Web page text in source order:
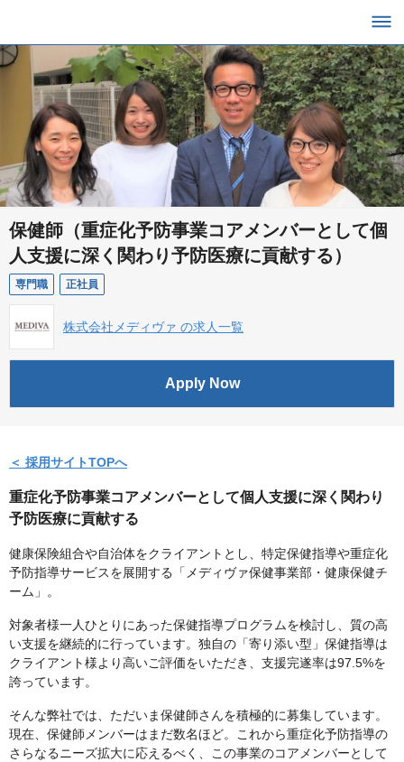
保健師（重症化予防事業コアメンバーとして個
人支援に深く関わり予防医療に貢献する）
専門職 正社員
株式会社メディヴァ の求人一覧
Apply Now
＜ 採用サイトTOPへ
重症化予防事業コアメンバーとして個人支援に深く関わり
予防医療に貢献する
健康保険組合や自治体をクライアントとし、特定保健指導や重症化
予防指導サービスを展開する「メディヴァ保健事業部・健康保健チ
ーム」。
対象者様一人ひとりにあった保健指導プログラムを検討し、質の高
い支援を継続的に行っています。独自の「寄り添い型」保健指導は
クライアント様より高いご評価をいただき、支援完遂率は97.5%を
誇っています。
そんな弊社では、ただいま保健師さんを積極的に募集しています。
現在、保健師メンバーはまだ数名ほど。これから重症化予防指導の
さらなるニーズ拡大に応えるべく、この事業のコアメンバーとして